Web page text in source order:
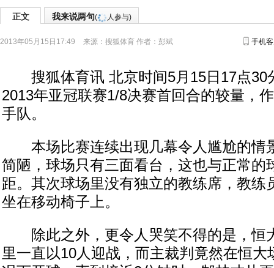
正文 我来说两句( 人参与)
2013年05月15日17:49 来源： 搜狐体育 作者：彭斌 手机
搜狐体育讯 北京时间5月15日17点30
2013年亚冠联赛1/8决赛首回合的较量，
手队。
本场比赛连续出现几幕令人尴尬的情
简陋，球场只有三面看台，这也与正常的
距。其次球场里没有独立的教练席，教练
坐在移动椅子上。
除此之外，更令人哭笑不得的是，恒
里一直以10人迎战，而主裁判竟然在恒大